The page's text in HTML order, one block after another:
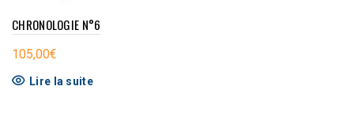
CHRONOLOGIE N°6
105,00€
Lire la suite